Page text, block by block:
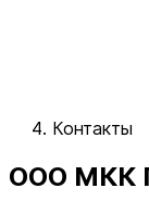
Контакты
ООО МКК